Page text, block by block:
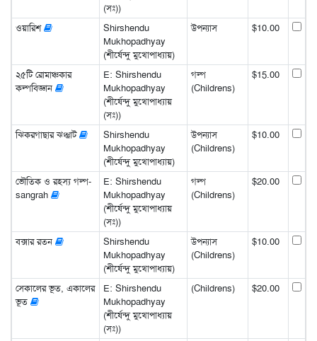
(সঃ))
ওয়ারিশ
Shirshendu
Mukhopadhyay
(শীর্ষেন্দু মুখোপাধ্যায়)
উপন্যাস $10.00
২৫টি রোমাঞ্চকার
কল্পবিজ্ঞান
E: Shirshendu
Mukhopadhyay
(শীর্ষেন্দু মুখোপাধ্যায়
(সঃ))
গল্প
(Childrens)
$15.00
ঝিকরগাছার ঝঞ্ঝাট
Shirshendu
Mukhopadhyay
(শীর্ষেন্দু মুখোপাধ্যায়)
উপন্যাস
(Childrens)
$10.00
ভৌতিক ও রহস্য গল্প-
sangrah
E: Shirshendu
Mukhopadhyay
(শীর্ষেন্দু মুখোপাধ্যায়
(সঃ))
গল্প
(Childrens)
$20.00
বক্সার রতন
Shirshendu
Mukhopadhyay
(শীর্ষেন্দু মুখোপাধ্যায়)
উপন্যাস
(Childrens)
$10.00
সেকালের ভূত, একালের
ভূত
E: Shirshendu
Mukhopadhyay
(শীর্ষেন্দু মুখোপাধ্যায়
(সঃ))
(Childrens) $20.00